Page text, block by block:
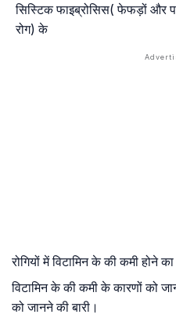
सिस्टिक फाइब्रोसिस( फेफड़ों और
रोग) के
रोगियों में विटामिन के की कमी होने
विटामिन के की कमी के कारणों को
को जानने की बारी।